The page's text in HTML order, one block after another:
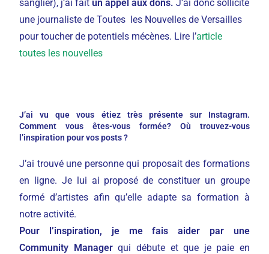
sanglier), j’ai faitun appel aux dons. J’ai donc sollicité
une journaliste de Toutes les Nouvelles de Versailles
pour toucher de potentiels mécènes. Lire l’article
toutes les nouvelles
J’ai vu que vous étiez très présente sur Instagram.
Comment vous êtes-vous formée? Où trouvez-vous
l’inspiration pour vos posts ?
J’ai trouvé une personne qui proposait des formations
en ligne. Je lui ai proposé de constituer un groupe
formé d’artistes afin qu’elle adapte sa formation à
notre activité.
Pour l’inspiration, je me fais aider par une
Community Managerqui débute et que je paie en